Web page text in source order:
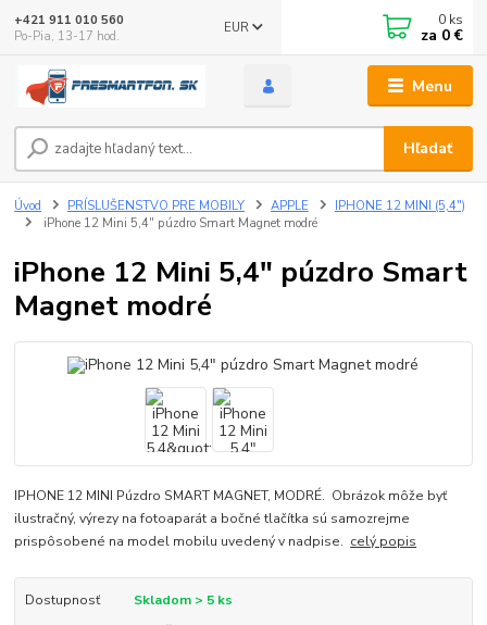
Menu
EUR
Hľadať
+421 911 010 560
Po-Pia, 13-17 hod.
0 ks
za 0 €
Úvod PRÍSLUŠENSTVO PRE MOBILY APPLE
IPHONE 12 MINI (5,4")
iPhone 12 Mini 5,4" púzdro Smart Magnet modré
iPhone 12 Mini 5,4" púzdro Smart
Magnet modré
IPHONE 12 MINI Púzdro SMART MAGNET, MODRÉ. Obrázok môže byť
ilustračný, výrezy na fotoaparát a bočné tlačítka sú samozrejme
prispôsobené na model mobilu uvedený v nadpise. celý popis
Dostupnosť
Skladom > 5 ks